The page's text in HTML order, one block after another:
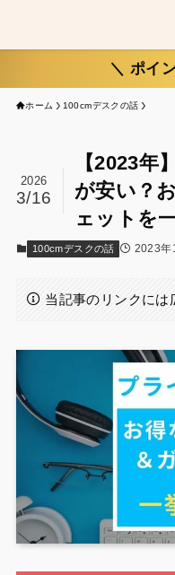
＼ ポイ
ホーム 100cmデスクの話
【2023年
が安い？
ェットを
2026
3/16
100cmデスクの話 2023年
当記事のリンクには